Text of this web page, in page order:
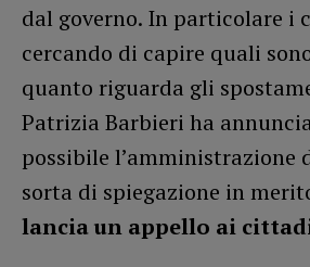
dal governo. In particolare i
cercando di capire quali
quanto riguarda gli
Patrizia Barbieri ha
possibile l’amministrazione
sorta di spiegazione in
lancia un appello ai